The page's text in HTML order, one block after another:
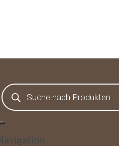
Products
search